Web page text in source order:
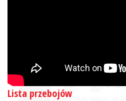
Lista przebojów